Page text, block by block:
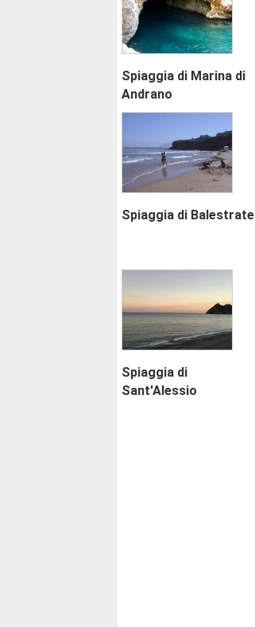
Spiaggia di Marina di
Andrano
Spiaggia di Balestrate
Spiaggia di
Sant'Alessio